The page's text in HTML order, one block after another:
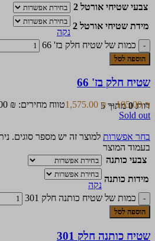
צבעי שטיחי אורטל 2
מידת שטיחי אורטל 2
נקה
כמות של שטיח חלק בז' 66
הוספה לסל
שטיח חלק בז' 66
דורג0מתוך 5105.00₪
–
1,575.00 ₪
טווח מחירים: ⁦105.00 ₪⁩ עד ⁦1,575.00 ₪⁩
Sold out
בחר אפשרות למוצר זה יש מספר סוגים.
בעמוד המוצר
צבעי כותנה
מידות כותנה
נקה
כמות של שטיח כותנה חלק 301
הוספה לסל
שטיח כותנה חלק 301